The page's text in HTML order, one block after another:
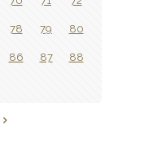
78 79 80
86 87 88